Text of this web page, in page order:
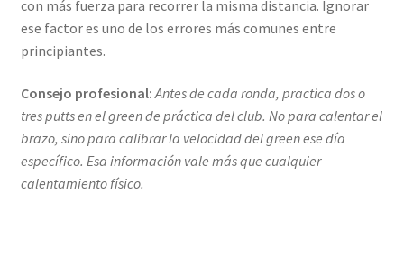
con más fuerza para recorrer la misma distancia. Ignorar
ese factor es uno de los errores más comunes entre
principiantes.
Consejo profesional:Antes de cada ronda, practica dos o
tres putts en el green de práctica del club. No para calentar el
brazo, sino para calibrar la velocidad del green ese día
específico. Esa información vale más que cualquier
calentamiento físico.